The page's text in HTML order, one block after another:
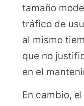
tamaño
tráfico de
al mismo
que no
en el
En cambio,